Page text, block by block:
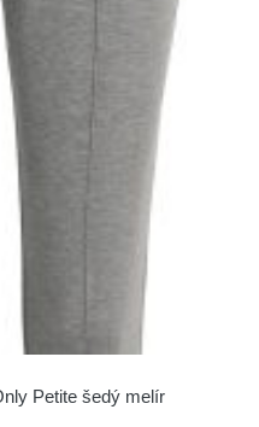
Petite šedý melír